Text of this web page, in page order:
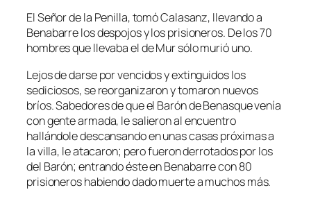
El Señor de la Penilla, tomó Calasanz, llevando a
Benabarre los despojos y los prisioneros. De los 70
hombres que llevaba el de Mur sólo murió uno.
Lejos de darse por vencidos y extinguidos los
sediciosos, se reorganizaron y tomaron nuevos
bríos. Sabedores de que el Barón de Benasque venía
con gente armada, le salieron al encuentro
hallándole descansando en unas casas próximas a
la villa, le atacaron; pero fueron derrotados por los
del Barón; entrando éste en Benabarre con 80
prisioneros habiendo dado muerte a muchos más.